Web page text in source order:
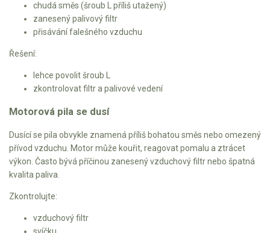
chudá směs (šroub L příliš utažený)
zanesený palivový filtr
přisávání falešného vzduchu
Řešení:
lehce povolit šroub L
zkontrolovat filtr a palivové vedení
Motorová pila se dusí
Dusící se pila obvykle znamená příliš bohatou směs nebo omezený
přívod vzduchu. Motor může kouřit, reagovat pomalu a ztrácet
výkon. Často bývá příčinou zanesený vzduchový filtr nebo špatná
kvalita paliva.
Zkontrolujte:
vzduchový filtr